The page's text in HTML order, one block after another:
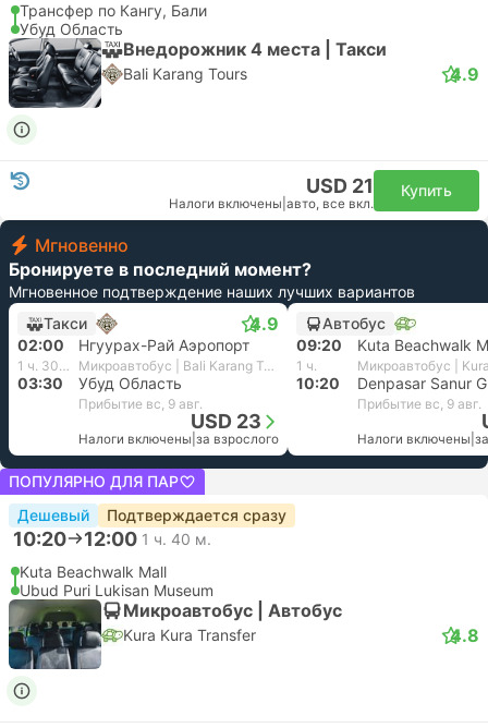
Трансфер по Кангу, Бали
Убуд Область
Внедорожник 4 места | Такси
Bali Karang Tours 4.9
USD 21
Налоги включены авто, все вкл.
Купить
Мгновенно
Бронируете в последний момент?
Мгновенное подтверждение наших лучших вариантов
Такси
4.9
02:00 Нгуурах-Рай Аэропорт
1 ч. 30 м. Микроавтобус | Bali Karang Tours
03:30 Убуд Область
Прибытие вс, 9 авг.
USD 23
Налоги включены за взрослого
Автобус
09:20
Kuta Beachwalk
1 ч.
10:20
Прибытие вс, 9 авг.
Налоги включены
ПОПУЛЯРНО ДЛЯ ПАР
Дешевый
Подтверждается сразу
10:20 12:00 1 ч. 40 м.
Kuta Beachwalk Mall
Ubud Puri Lukisan Museum
Микроавтобус | Автобус
Kura Kura Transfer 4.8